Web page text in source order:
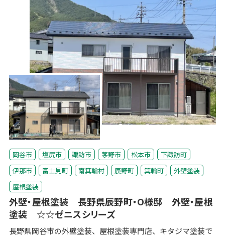
岡谷市 塩尻市 諏訪市 茅野市 松本市
下諏訪町
伊那市
富士見町 南箕輪村 辰野町 箕輪町
外壁塗装
屋根塗装
外壁・屋根塗装 長野県辰野町・O様邸 外壁・屋根
塗装 ☆☆ゼニスシリーズ
長野県岡谷市の外壁塗装、屋根塗装専門店、キタジマ塗装で